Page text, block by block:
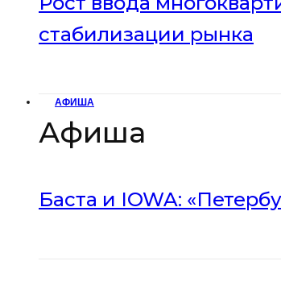
стабилизации рынка
АФИША
Афиша
Баста и IOWA: